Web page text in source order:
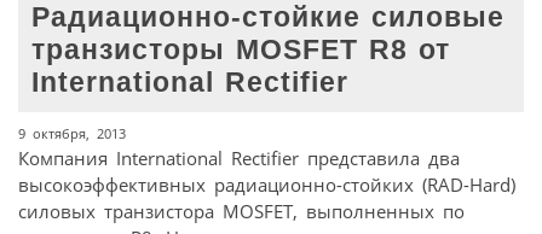
Радиационно-стойкие силовые
транзисторы MOSFET R8 от
International Rectifier
9 октября, 2013
Компания International Rectifier представила два
высокоэффективных радиационно-стойких (RAD-Hard)
силовых транзистора MOSFET, выполненных по